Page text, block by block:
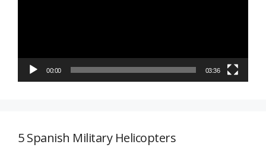
00:00 03:36
5 Spanish Military Helicopters